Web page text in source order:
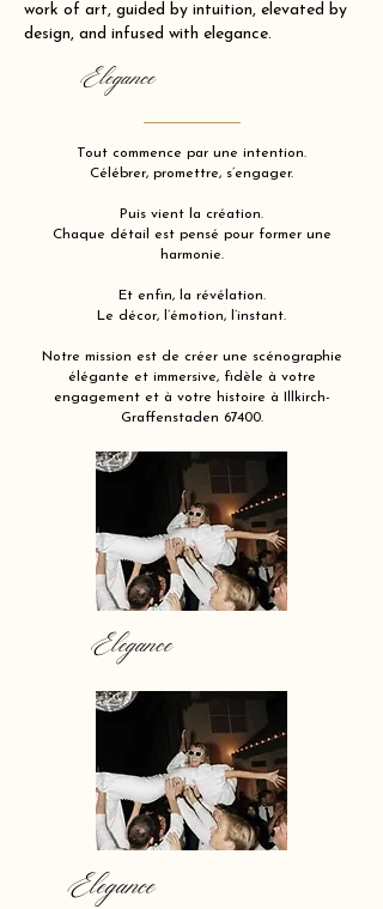
work of art, guided by intuition, elevated by
design, and infused with elegance.
Elegance
Tout commence par une intention.
Célébrer, promettre, s’engager.
Puis vient la création.
Chaque détail est pensé pour former une
harmonie.
Et enfin, la révélation.
Le décor, l’émotion, l’instant.
Notre mission est de créer une scénographie
élégante et immersive, fidèle à votre
engagement et à votre histoire à Illkirch-
Graffenstaden 67400.
Elegance
Elegance